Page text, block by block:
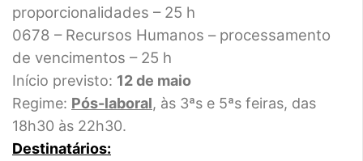
proporcionalidades – 25 h
0678 – Recursos Humanos – processamento
de vencimentos – 25 h
Início previsto: 12 de maio
Regime: Pós-laboral, às 3ªs e 5ªs feiras, das
18h30 às 22h30.
Destinatários: